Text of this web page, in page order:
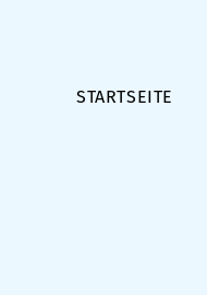
STARTSEITE